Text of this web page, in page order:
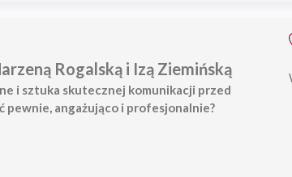
Rogalską i Izą Ziemińską
i sztuka skutecznej komunikacji przed
pewnie, angażująco i profesjonalnie?